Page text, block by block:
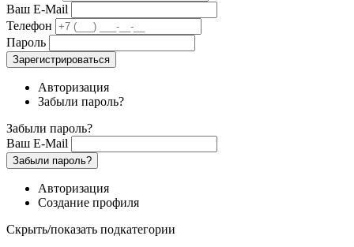
Ваш E-Mail
Телефон
Пароль
Зарегистрироваться
Авторизация
Забыли пароль?
Забыли пароль?
Ваш E-Mail
Забыли пароль?
Авторизация
Создание профиля
Скрыть/показать подкатегории